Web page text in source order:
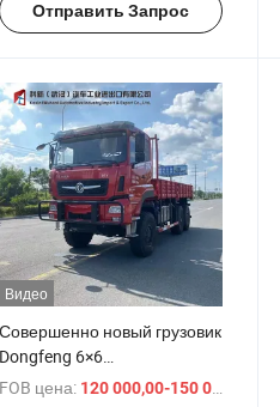
для общественного
Отправить Запрос
Видео
Совершенно новый грузовик
Dongfeng 6×6
Национальный VI для
FOB цена: 120 000,00-150 000,00 $